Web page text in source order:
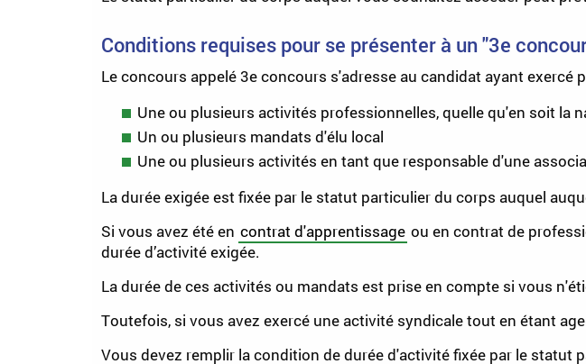
Conditions requises pour se présenter à un "3e
Le concours appelé 3econcours s'adresse au candidat ayant exercé
Une ou plusieurs activités professionnelles, quelle qu'en soit la
Un ou plusieurs mandats d'élu local
Une ou plusieurs activités en tant que responsable d'une
La durée exigée est fixée par le statut particulier du corps auquel
Si vous avez été en contrat d'apprentissage ou en contrat de
durée d’activité exigée.
La durée de ces activités ou mandats est prise en compte si vous
Toutefois, si vous avez exercé une activité syndicale tout en étant
Vous devez remplir la condition de durée d'activité fixée par le statut